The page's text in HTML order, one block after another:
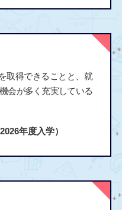
取得できることと、就
会が多く充実している
年度入学）